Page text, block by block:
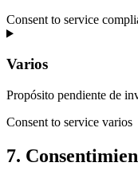
Consent to service
Varios
Propósito pendiente de
Consent to service varios
7.